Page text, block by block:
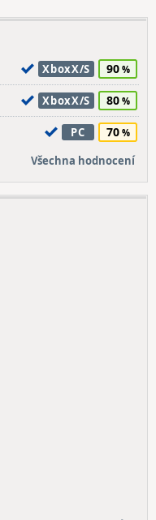
XboxX/S 90
XboxX/S 80
PC 70
Všechna hodnocení